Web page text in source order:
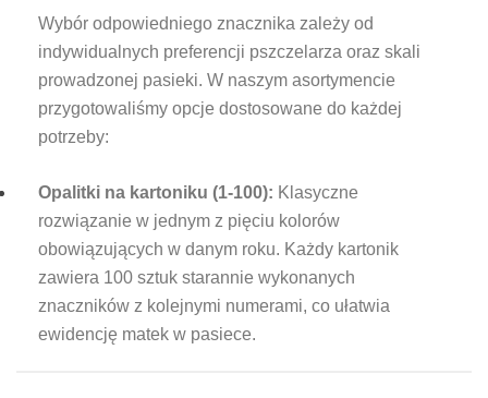
Wybór odpowiedniego znacznika zależy od
indywidualnych preferencji pszczelarza oraz skali
prowadzonej pasieki. W naszym asortymencie
przygotowaliśmy opcje dostosowane do każdej
potrzeby:
Opalitki na kartoniku (1-100): Klasyczne
rozwiązanie w jednym z pięciu kolorów
obowiązujących w danym roku. Każdy kartonik
zawiera 100 sztuk starannie wykonanych
znaczników z kolejnymi numerami, co ułatwia
ewidencję matek w pasiece.